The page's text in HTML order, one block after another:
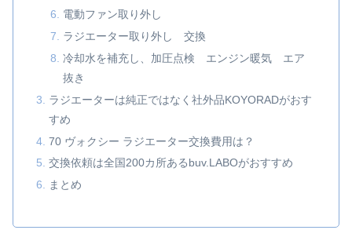
電動ファン取り外し
ラジエーター取り外し 交換
冷却水を補充し、加圧点検 エンジン暖気 エア
抜き
ラジエーターは純正ではなく社外品KOYORADがおす
すめ
70 ヴォクシー ラジエーター交換費用は？
交換依頼は全国200カ所あるbuv.LABOがおすすめ
まとめ